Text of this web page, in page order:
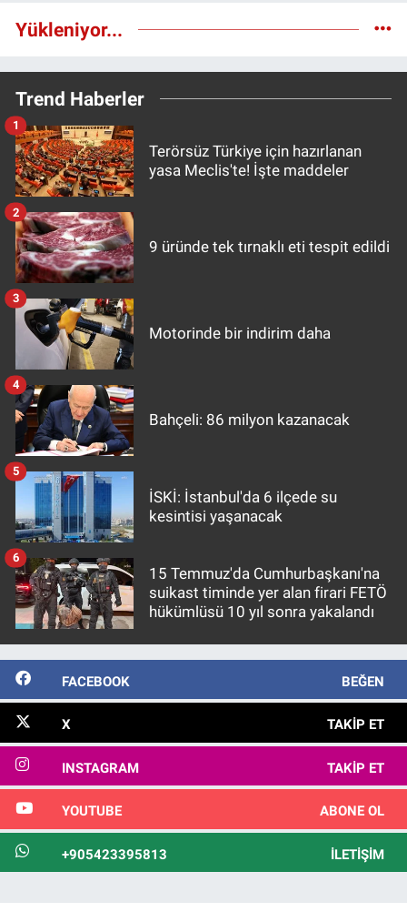
Yükleniyor...
Trend Haberler
Terörsüz Türkiye için hazırlanan
yasa Meclis'te! İşte maddeler
1
9 üründe tek tırnaklı eti tespit edildi
2
Motorinde bir indirim daha
3
Bahçeli: 86 milyon kazanacak
4
İSKİ: İstanbul'da 6 ilçede su
kesintisi yaşanacak
5
15 Temmuz'da Cumhurbaşkanı'na
suikast timinde yer alan firari FETÖ
hükümlüsü 10 yıl sonra yakalandı
6
FACEBOOK BEĞEN
X TAKIP ET
INSTAGRAM TAKIP ET
YOUTUBE ABONE OL
+905423395813 İLETIŞIM